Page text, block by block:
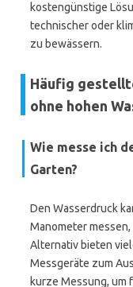
kostengünstige
technischer oder
zu bewässern.
Häufig
ohne hohen
Wie messe ich
Garten?
Den Wasserdruck
Manometer
Alternativ bieten
Messgeräte zum
kurze Messung, um